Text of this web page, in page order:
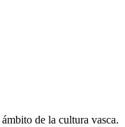
de la cultura vasca.